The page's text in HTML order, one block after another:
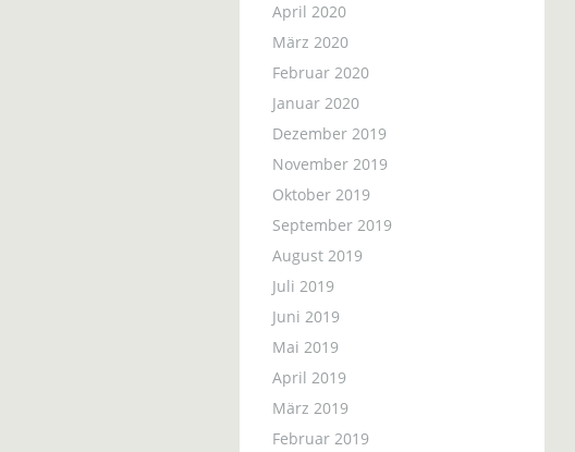
April 2020
März 2020
Februar 2020
Januar 2020
Dezember 2019
November 2019
Oktober 2019
September 2019
August 2019
Juli 2019
Juni 2019
Mai 2019
April 2019
März 2019
Februar 2019